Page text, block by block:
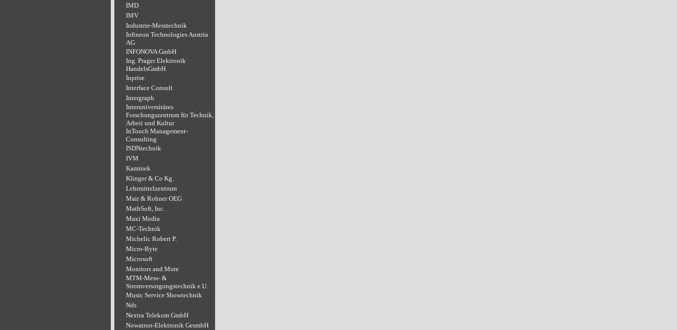
IMD
IMV
Industrie-Messtechnik
Infineon Technologies Austria
AG
INFONOVA GmbH
Ing. Prager Elektronik
HandelsGmbH
Inprise
Interface Consult
Intergraph
Interuniversitäres
Forschungszentrum für Technik,
Arbeit und Kultur
InTouch Management-
Consulting
ISDNtechnik
IVM
Kaminek
Klinger & Co Kg.
Lehrmittelzentrum
Mair & Rohner OEG
MathSoft, Inc.
Maxi Media
MC-Technik
Michelic Robert P.
Micro-Byte
Microsoft
Monitors and More
MTM-Mess- &
Stromversorgungstechnik e.U.
Music Service Showtechnik
Nds
Nextra Telekom GmbH
Nowatron-Elektronik GesmbH